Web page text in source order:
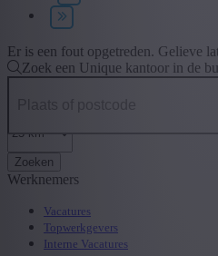
Type contract
+ Toon meer - Toon minder
Er is een fout opgetreden. Gelieve
Zoek een Unique kantoor in de
Zoeken
Werknemers
Vacatures
Topwerkgevers
Interne Vacatures